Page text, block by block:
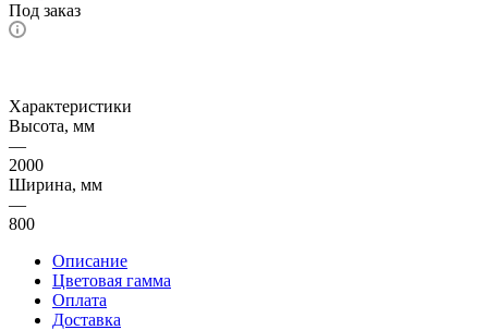
Под заказ
Характеристики
Высота, мм
—
2000
Ширина, мм
—
800
Описание
Цветовая гамма
Оплата
Доставка